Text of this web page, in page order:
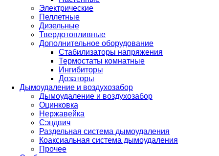
Электрические
Пеллетные
Дизельные
Твердотопливные
Дополнительное оборудование
Стабилизаторы напряжения
Термостаты комнатные
Ингибиторы
Дозаторы
Дымоудаление и воздухозабор
Дымоудаление и воздухозабор
Оцинковка
Нержавейка
Сэндвич
Раздельная система дымоудаления
Коаксиальная система дымоудаления
Прочее